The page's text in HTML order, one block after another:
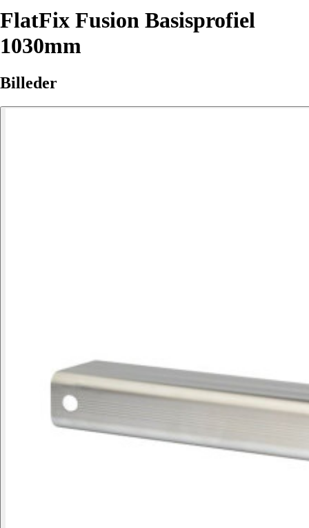
FlatFix Fusion Basisprofiel
1030mm
Billeder